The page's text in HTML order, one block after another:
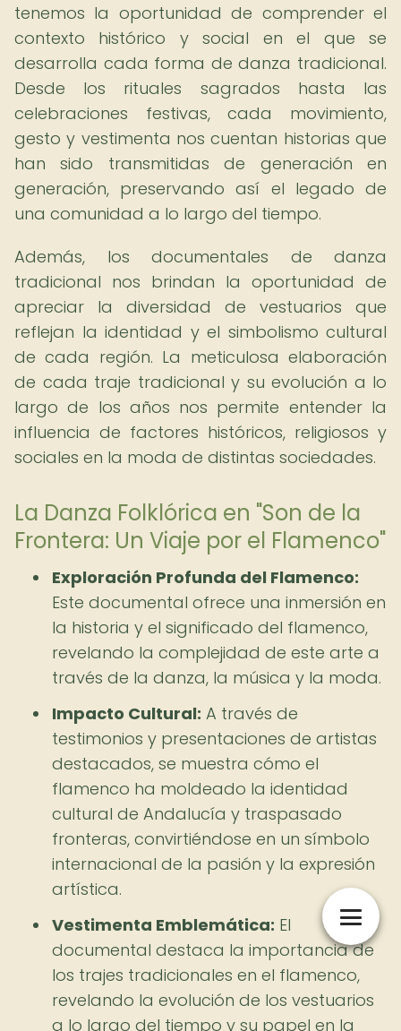
tenemos la oportunidad de comprender el
contexto histórico y social en el que se
desarrolla cada forma de danza tradicional.
Desde los rituales sagrados hasta las
celebraciones festivas, cada movimiento,
gesto y vestimenta nos cuentan historias que
han sido transmitidas de generación en
generación, preservando así el legado de
una comunidad a lo largo del tiempo.
Además, los documentales de danza
tradicional nos brindan la oportunidad de
apreciar la diversidad de vestuarios que
reflejan la identidad y el simbolismo cultural
de cada región. La meticulosa elaboración
de cada traje tradicional y su evolución a lo
largo de los años nos permite entender la
influencia de factores históricos, religiosos y
sociales en la moda de distintas sociedades.
La Danza Folklórica en "Son de la
Frontera: Un Viaje por el Flamenco"
Exploración Profunda del Flamenco:
Este documental ofrece una inmersión en
la historia y el significado del flamenco,
revelando la complejidad de este arte a
través de la danza, la música y la moda.
Impacto Cultural: A través de
testimonios y presentaciones de artistas
destacados, se muestra cómo el
flamenco ha moldeado la identidad
cultural de Andalucía y traspasado
fronteras, convirtiéndose en un símbolo
internacional de la pasión y la expresión
artística.
Vestimenta Emblemática: El
documental destaca la importancia de
los trajes tradicionales en el flamenco,
revelando la evolución de los vestuarios
a lo largo del tiempo y su papel en la